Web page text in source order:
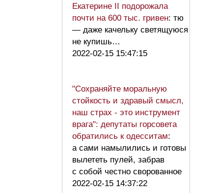
Екатерине II подорожала
почти на 600 тыс. гривен: тю
— даже качельку светящуюся
не купишь…
2022-02-15 15:47:15
"Сохраняйте моральную
стойкость и здравый смысл,
наш страх - это инструмент
врага": депутаты горсовета
обратились к одесситам:
а сами намылились и готовы
вылететь пулей, забрав
с собой честно сворованное
2022-02-15 14:37:22